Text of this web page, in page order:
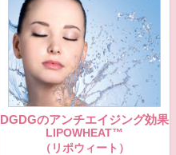
DGDGのアンチエイジング効果
LIPOWHEAT™
（リポウィート）